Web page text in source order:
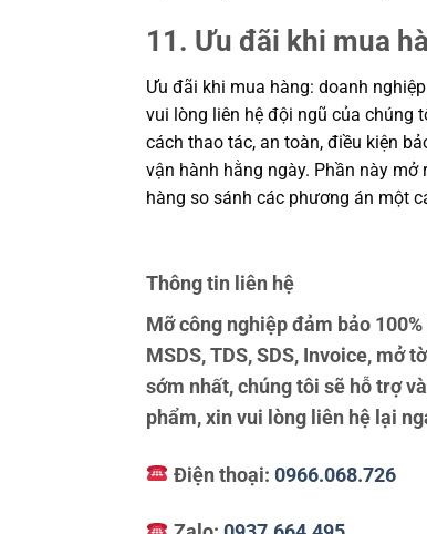
11. Ưu đãi khi mua
Ưu đãi khi mua hàng: doanh
vui lòng liên hệ đội ngũ của chúng
cách thao tác, an toàn, điều kiện
vận hành hằng ngày. Phần này
hàng so sánh các phương án một
Thông tin liên hệ
Mỡ công nghiệp đảm bảo
MSDS, TDS, SDS, Invoice, mở
sớm nhất, chúng tôi sẽ hỗ trợ
phẩm, xin vui lòng liên hệ lại
Điện thoại: 0966.068.726